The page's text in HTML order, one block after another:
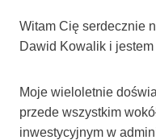
Witam Cię serdecznie
Dawid Kowalik i
Moje wieloletnie
przede wszystkim
inwestycyjnym w